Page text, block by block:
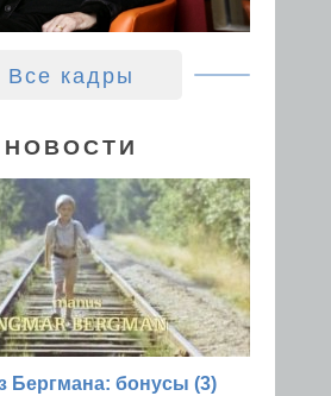
Все кадры
НОВОСТИ
Бергмана: бонусы (3)